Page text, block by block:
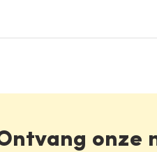
onze